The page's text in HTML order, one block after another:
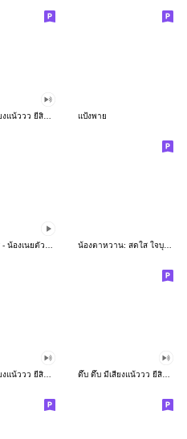
แป้งพาย
น้องตาหวาน: สดใส ใจบุญ (สีพาสเทล)
ดึ๊บ ดึ๊บ มีเสียงแน้ววว ยี่สิบเจ็ด ดึ๊บ ดึ๊บ มีเสียงแน้ววว ยี่สิบหก